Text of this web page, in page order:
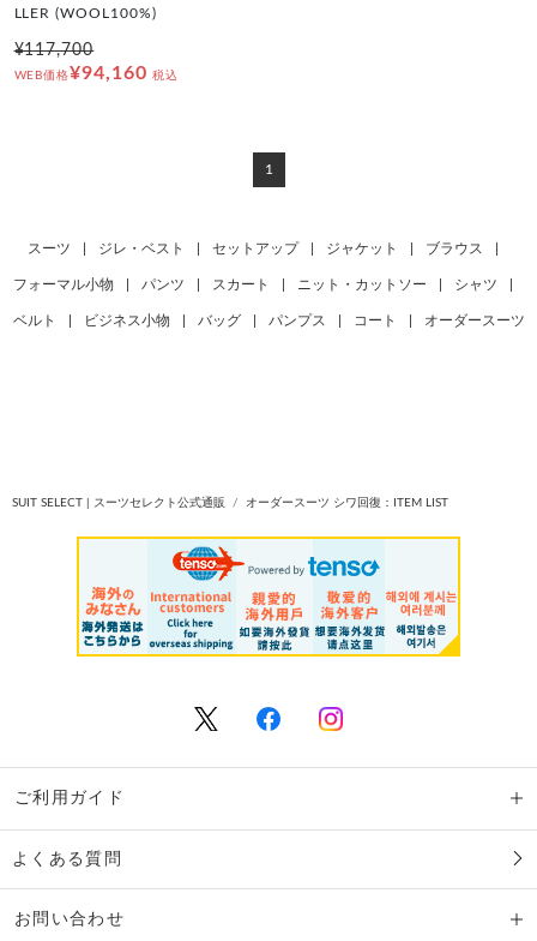
LLER (WOOL100%)
¥117,700
WEB価格¥94,160 税込
1
スーツ ジレ・ベスト セットアップ ジャケット ブラウス
フォーマル小物 パンツ スカート ニット・カットソー シャツ
ベルト ビジネス小物 バッグ パンプス コート オーダースーツ
SUIT SELECT | スーツセレクト公式通販 オーダースーツ シワ回復：ITEM LIST
ご利用ガイド
よくある質問
お問い合わせ